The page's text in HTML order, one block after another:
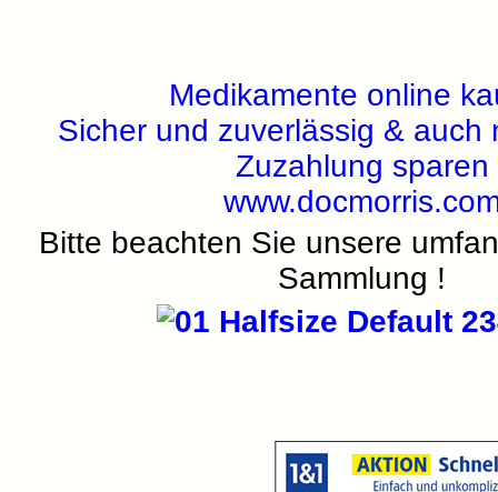
Medikamente online
Sicher und zuverlässig & auch
Zuzahlung sparen
Bitte beachten Sie unsere
Sammlung !